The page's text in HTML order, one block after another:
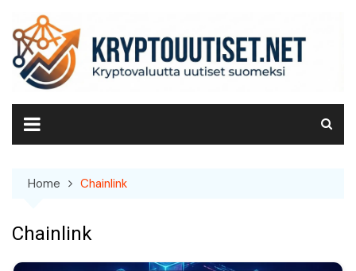
content
Home Chainlink
Chainlink